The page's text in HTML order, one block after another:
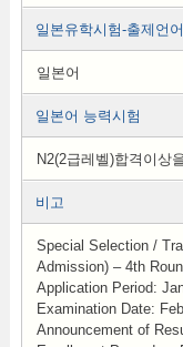
일본유학시험-출제언어
일본어
일본어 능력시험
N2(2급레벨)합격이상
비고
Special Selection /
Admission) – 4th
Application Period:
Examination Date:
Announcement of